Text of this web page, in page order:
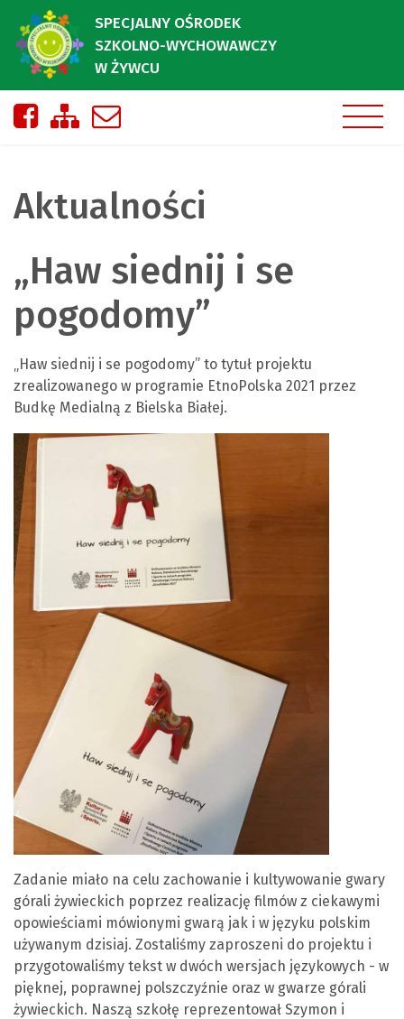
SPECJALNY OŚRODEK
SZKOLNO-WYCHOWAWCZY
W ŻYWCU
Nasza strona na Facebooku
Zobacz mapę strony
Aktualności
„Haw siednij i se
pogodomy”
„Haw siednij i se pogodomy” to tytuł projektu
zrealizowanego w programie EtnoPolska 2021 przez
Budkę Medialną z Bielska Białej.
Zadanie miało na celu zachowanie i kultywowanie gwary
górali żywieckich poprzez realizację filmów z ciekawymi
opowieściami mówionymi gwarą jak i w języku polskim
używanym dzisiaj. Zostaliśmy zaproszeni do projektu i
przygotowaliśmy tekst w dwóch wersjach językowych - w
pięknej, poprawnej polszczyźnie oraz w gwarze górali
żywieckich. Naszą szkołę reprezentował Szymon i